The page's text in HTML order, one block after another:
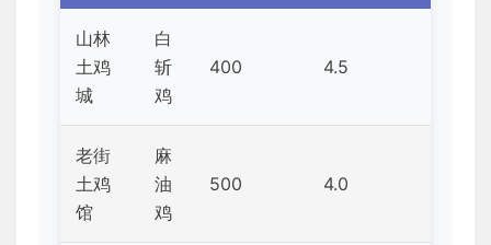
山林
土鸡
城
白
斩
鸡
400 4.5
老街
土鸡
馆
麻
油
鸡
500 4.0